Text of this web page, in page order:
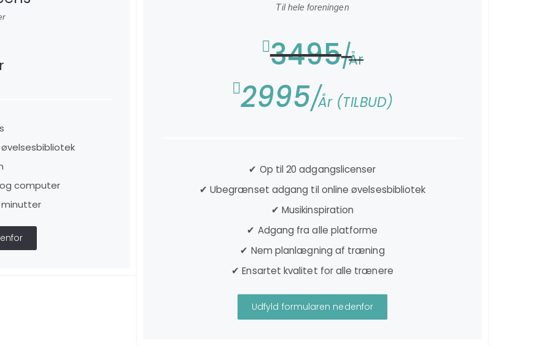
computer
Til hele foreningen
3495 År
2995 År (TILBUD)
✔ Op til 20 adgangslicenser
✔ Ubegrænset adgang til online øvelsesbibliotek
✔ Musikinspiration
✔ Adgang fra alle platforme
✔ Nem planlægning af træning
✔ Ensartet kvalitet for alle trænere
Udfyld formularen nedenfor